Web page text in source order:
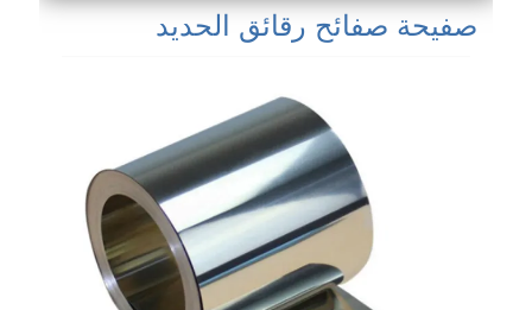
صفيحة صفائح رقائق الحديد